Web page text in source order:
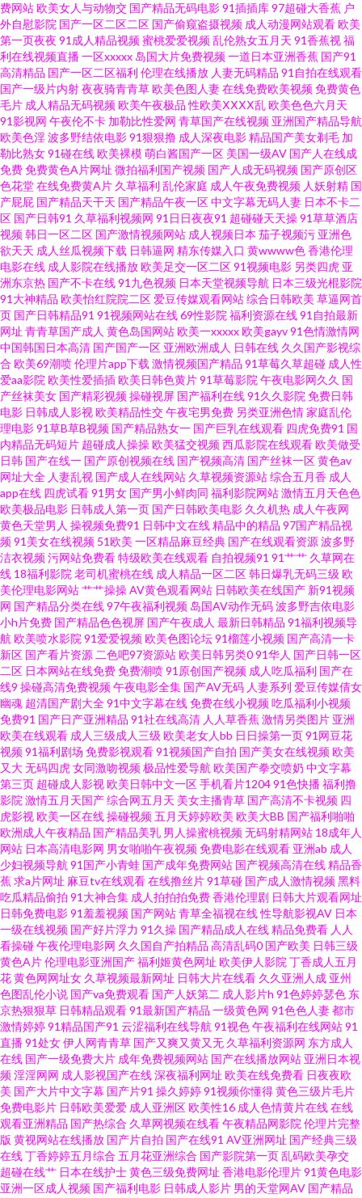
吊男同 91成人tv 91在线观看免费高清视频 国内肏屄在线观看 欧美日韩成人
另类 亚洲国产线看 91碰碰 东方美女视av在线 蜜桃视频亚洲专区 新不卡Av在
线观看 91巨跑在线观看国产 俺来也综合网 极品内射国产 人妻的诱惑ok天堂
51社区福利导航 91探花高中生极品 精品视频这里只精品 日韩欧美国产成人
91次元视频 91新网站 国产一区二区人妻精 日本a阿v免费视频 在线免费小视
频 91色综合 成人午夜福利无码 久草社区 日韩三级在线观看 在线伦理写真影
院 91视频家庭 国产22页 内射极品 一本无码免费视频 91试看小视频网站 国产
avv福利播放 欧美福利网站 亚洲欧美啪啪免费视频 91丝瓜视频在线播放 九九
精品一级片 日韩第6页 91网站视频在线观看 久久可香 天堂男人香蕉999 91免
费视频在线 国产成人欧美首页 欧美成人一二 午夜成人区在线 91久久人人操
人妻 国产福利a 欧美成人官网 香焦破解版 91色色在线观看 国产肏屄 欧美精
品久色视频网 新大香蕉av 91撸电影 超碰在线视91 豆花91社区官方地址 午夜
福利合集92 91日韓免費看 成人午夜无码 欧美高清在线视频 韩国伦理片 日本
喷水传媒 91N成人 91自拍com 久久国精 手机偷拍色图 91大赛福利视频 97资
源在线观看 九1免费网站美女 婷婷激情五月天小说 91精选视频 超碰AV福利
玖玖视频香蕉 亚州福利AV不卡 91欧美麻豆精品久久 在线看h网 久久伊人蜜
桃av 亚洲淫淫网 91网址午夜 久久黄色天堂网 微拍福利电影 91国产下载 东方
影库四虎AV 欧美性爱VT 夜夜精精 91色猫免费版下载 国产精品色在线 人人肏
视频 最新AV四虎 91熊猫传媒成人 国产精品久久一级 日韩欧美乱综合 91成人
软件 97不卡的在线视频 久草国产av 亚洲福利一区二区 91视频在线观看视频
国内激情自拍 熟女福利导航 91蜜桃在线观看 国产精品久久夜夜操 日韩久久
天堂网 91超碰久草牛牛 超碰福利所导航 欧美BB 伊人网久 亚洲一区二区三区
婷婷 韩国V网 天美一级aa 91视频手机最新网址 狠狠插狠狠干 丝袜老师oj后入
91人妻草 国产精品九一九九 日韩人妻精品 91福利视频无毒不卡 超碰91com
麻豆国产作爱91 亚州精品国产精品 91视频网址91婷婷 九色熟女 亚洲a探花
91先生无码 黄色午夜福利 色综合激情文学色 91黄色废料 第一福利视频 欧美
内射在线观看 在线精品九九 成人在线香蕉 欧美图一区在线观看 91操吧
www91色学生 蜜桃伊人久久 影音先锋午夜伦理 91资源每日在线 精品日韩人
妻 涩涩热5 91视频女女在线 黄色小网站 色色综合日韩国产 91另类精品日韩
费网站欧美女人与动物交 国产精品无码电影91插插库97超碰大香蕉 户
外自慰影院 国产一区二区二区 国产偷窥盗摄视频 成人动漫网站观看欧美
第一页夜夜 91成人精品视频蜜桃爱爱视频乱伦熟女五月天 91香蕉视福
利在线视频直播一区xxxxx 岛国大片免费视频一道日本亚洲香蕉 国产91
高清精品 国产一区二区福利 伦理在线播放 人妻无码精品 91自拍在线观看
国产一级片内射夜夜骑青青草欧美色图人妻在线免费欧美视频免费黄色
毛片 成人精品无码视频欧美午夜极品 性欧美ⅩⅩⅩⅩ乱欧美色色六月天
91影视网 午夜伦不卡 加勒比性爱网 青草国产在线视频 亚洲国产精品导航
欧美色淫波多野结依电影91狠狠撸 成人深夜电影精品国产美女剃毛 加
勒比熟女91碰在线欧美裸模萌白酱国产一区 美国一级AV 国产人在线成
免费免费黄色A片网址 微拍福利国产视频 国产人成无码视频 国产原创区
色花堂在线免费黄A片 久草福利 乱伦家庭 成人午夜免费视频 人妖射精 国
产屁屁 国产精品天干天 国产精品午夜一区中文字幕无码人妻 日本不卡二
区 国产日韩91 久草福利视频网 91日日夜夜91 超碰碰天天操91草草酒店
视频韩日一区二区 国产激情视频网站 成人视频日本 茄子视频污 亚洲色
欲天天 成人丝瓜视频下载 日韩逼网 精东传媒入口 黄wwww色香港伦理
电影在线 成人影院在线播放欧美足交一区二区91视频电影 另类四虎 亚
洲东京热 国产不卡在线91九色视频 日本天堂视频导航 日本三级光棍影院
91大神精品 欧美怡红院院二区爱豆传媒观看网站综合日韩欧美 草逼网首
页 国产日韩精品91 91视频网站在线69性影院 福利资源在线91自拍最新
网址 青青草国产成人 黄色岛国网站欧美一xxxxx欧美gayv91色情激情网
中国韩国日本高清 国产国产一区 亚洲欧洲成人 日韩在线 久久国产影视综
合 欧美69潮喷伦理片app下载 激情视频国产精品 91草莓久草超碰 成人性
爱aa影院 欧美性爱插插欧美日韩色黄片91草莓影院 午夜电影网久久 国
产丝袜美女 国产精彩视频操碰视屏 国产福利在线91久久影院 免费日韩
电影 日韩成人影视欧美精品性交午夜宅男免费 另类亚洲色情家庭乱伦
理电影91草B草B视频 国产精品熟女一 国产巨乳在线观看 四虎免费91 国
内精品无码短片 超碰成人操操欧美猛交视频西瓜影院在线观看欧美做受
日韩 国产在线一 国产原创视频在线 国产视频高清 国产丝袜一区黄色av
网址大全 人妻乱视 国产成人在线网站 久草视频资源站综合五月香 成人
app在线 四虎试看91男女 国产男小鲜肉同 福利影院网站激情五月天色色
欧美极品电影 日韩成人第一页 国产日韩欧美电影 久久机热 成人午夜网
黄色天堂男人 操视频免费91 日韩中文在线精品中的精品 97国产精品视
频91美女在线视频 51欧美 一区精品麻豆经典 国产在线观看资源波多野
洁衣视频污网站免费看特级欧美在线观看 自拍视频91 91艹艹 久草网在
线 18福利影院 老司机蜜桃在线 成人精品一区二区韩日爆乳无码三级 欧
美伦理电影网站艹艹操操AV黄色观看网站 日韩欧美在线国产 新91视频
网 国产精品分类在线97午夜福利视频 岛国AV动作无码波多野吉依电影
小h片免费 国产精品色色视屏 国产午夜成人 最新日韩精品 91福利视频导
航 欧美喷水影院 91爱爱视频欧美色图论坛91榴莲小视频 国产高清一卡
新区 国产看片资源 二色吧97资源站欧美日韩另类091华人 国产日韩一区
二区 日本网站在线免费免费潮喷91原创国产视频 成人吃瓜福利 国产在
线9 操碰高清免费视频午夜电影全集 国产AV无码 人妻系列 爱豆传媒倩女
幽魂 超清国产剧大全91中文字幕在线免费在线小视频吃瓜福利小视频
免费91 国产日产亚洲精品 91社在线高清 人人草香蕉激情另类图片 亚洲
欧美在线观看 成人三级成人三级 欧美老女人bb 日日操第一页91网豆花
视频91福利剧场 免费影视观看91视频国产自拍 国产美女在线视频欧美
又大无码四虎女同激吻视频极品性爱导航 欧美国产拳交喷奶 中文字幕
第三页 超碰成人影视欧美日韩中文一区手机看片120491色快播福利撸
影院 激情五月天国产综合网五月天 美女主播青草 国产高清不卡视频 四
虎影视欧美一区在线操碰视频五月天婷婷欧美 欧美大BB 国产福利啪啪
欧洲成人午夜精品 国产精品美乳 男人操蜜桃视频无码射精网站 18成年人
网站 日本高清电影网 男女啪啪午夜视频免费电影在线观看 亚洲ab 成人
少妇视频导航 91国产小青蛙 国产成年免费网站 国产视频高清在线精品香
蕉求a片网址 麻豆tv在线观看在线撸丝片91草碰 国产成人激情视频黑料
吃瓜精品偷拍 91大神合集 成人拍拍拍免费香港伦理剧 日韩大片观看网址
日韩免费电影91羞羞视频 国产网站青草全福视在线性导航影视AV 日本
一级在线视频 国产好片浮力 91久操 国产精品成人在线精品免费看 人人
看操碰午夜伦理电影网 久久国自产拍精品 高清乱码0 国产欧美 日韩三级
黄色A片伦理电影亚洲国产福利姬黄色网址 欧美伊人影院 丁香成人五月
花黄色网网址女 久草视频最新网址 日韩大片在线看 久久亚洲人成 亚州
色图乱伦小说 国产va免费观看 国产人妖第二 成人影片h 91色婷婷瑟色 东
京热狠狠草 日韩精品观看91最新国产精品 一级黄色网 91色色人妻都市
激情婷婷91精品国产91 云涩福利在线导航 91视色午夜福利在线网站91
直播91处女伊人网青青草 国产又爽又黄又无 久草福利资源网 东方成人
在线 国产一级免费大片 成年免费视频网站 国产在线播放网站 亚洲日本视
频淫淫网网 成人影视国产在线深夜福利网址 欧美在线免费看 日夜夜欧
美 国产大片中文字幕 国产片91 操久婷婷91视频你懂得黄色三级片毛片
免费电影片 日韩欧美爱爱 成人亚洲区欧美性16 成人色情黄片在线在线
观看亚洲精品 国产热综合 久草网视频在线看午夜精品网影院 伦理片完整
版 黄视网站在线播放 国产片自拍 国产在线91 AV亚洲网址 国产经典三级
在线丁香婷婷五月综合 五月花亚洲综合 国产影院第一页乱码欧美孕交
超碰在线艹 日本在线护士黄色三级免费网址 香港电影伦理片91黄色电影
亚洲一区成人视频 国产福利电影 日韩成人影片 男的天堂网AV 国产精品